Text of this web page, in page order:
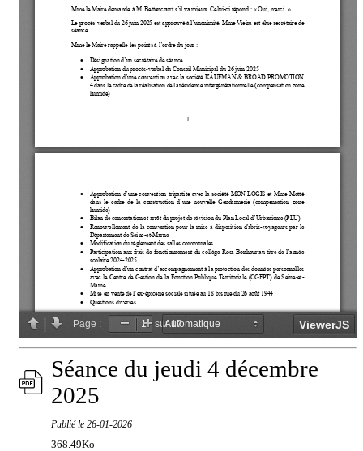
Séance du jeudi 4 décembre
2025
Publié le 26-01-2026
368.49Ko